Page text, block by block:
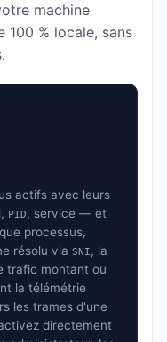
machine
100 % locale, sans
actifs avec leurs
PID, service — et
processus,
résolu via SNI, la
trafic montant ou
la télémétrie
les trames d'une
directement